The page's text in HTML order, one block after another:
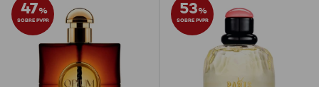
Protetores
Solares Infantis
After Sun
47%
SOBRE PVPR
53%
SOBRE PVPR